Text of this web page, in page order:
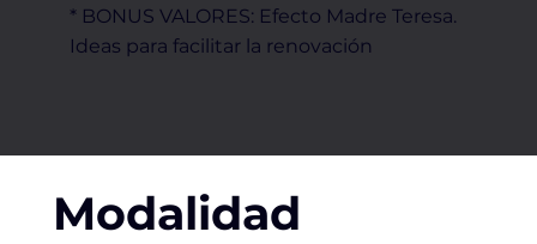
* BONUS VALORES: Efecto Madre Teresa.
Ideas para facilitar la renovación
Modalidad